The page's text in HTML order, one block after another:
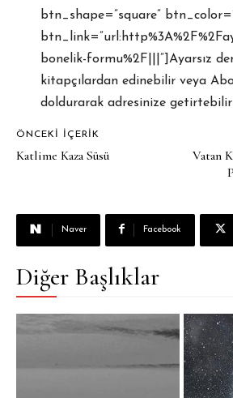
btn_shape=”square”
bonelik-formu%2F|||”]Ayarsız
kitapçılardan edinebilir veya
doldurarak adresinize
ÖNCEKI İÇERIK
Katlime Kaza Süsü
Vatan
Naver Facebook
Diğer Başlıklar